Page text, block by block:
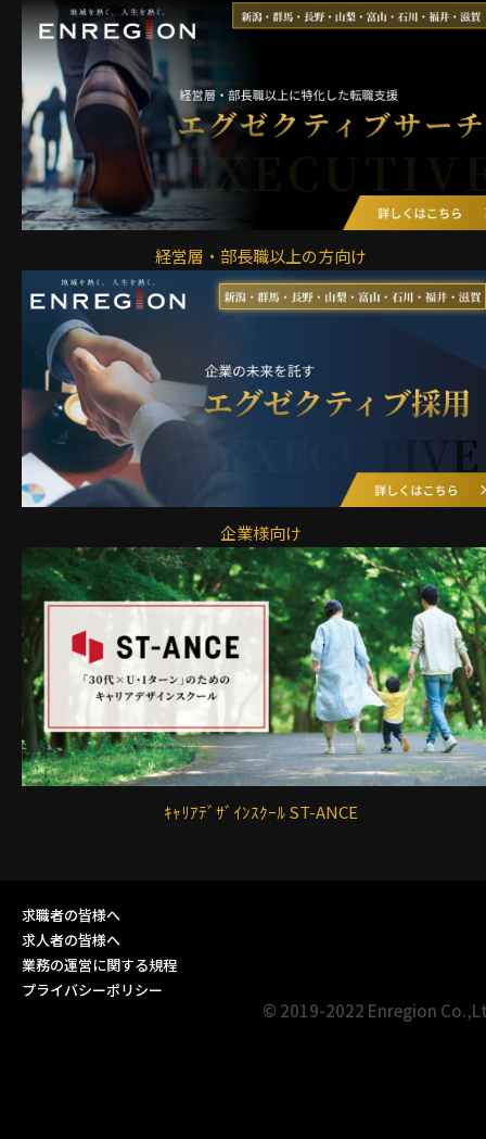
経営層・部長職以上の方向け
企業様向け
ｷｬﾘｱﾃﾞｻﾞｲﾝｽｸｰﾙ ST-ANCE
求職者の皆様へ
求人者の皆様へ
業務の運営に関する規程
プライバシーポリシー
© 2019-2022 Enregion